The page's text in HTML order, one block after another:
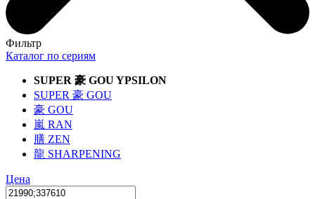
Фильтр
Каталог по сериям
SUPER 豪 GOU YPSILON
SUPER 豪 GOU
豪 GOU
嵐 RAN
膳 ZEN
龍 SHARPENING
Цена